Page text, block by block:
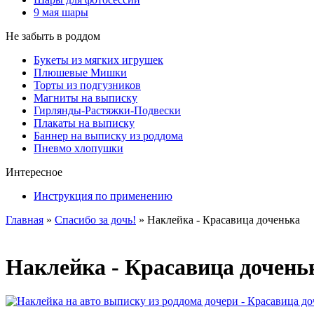
9 мая шары
Не забыть в роддом
Букеты из мягких игрушек
Плюшевые Мишки
Торты из подгузников
Магниты на выписку
Гирлянды-Растяжки-Подвески
Плакаты на выписку
Баннер на выписку из роддома
Пневмо хлопушки
Интересное
Инструкция по применению
Главная » Спасибо за дочь! » Наклейка - Красавица доченька
Наклейка - Красавица